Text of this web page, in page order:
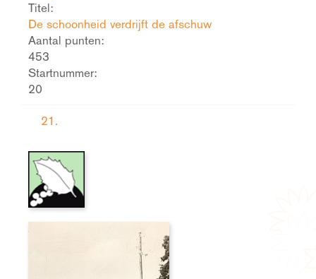
Titel:
De schoonheid verdrijft de afschuw
Aantal punten:
453
Startnummer:
20
21.